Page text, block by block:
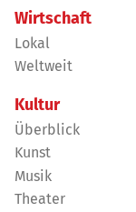
Wirtschaft
Lokal
Weltweit
Kultur
Überblick
Kunst
Musik
Theater